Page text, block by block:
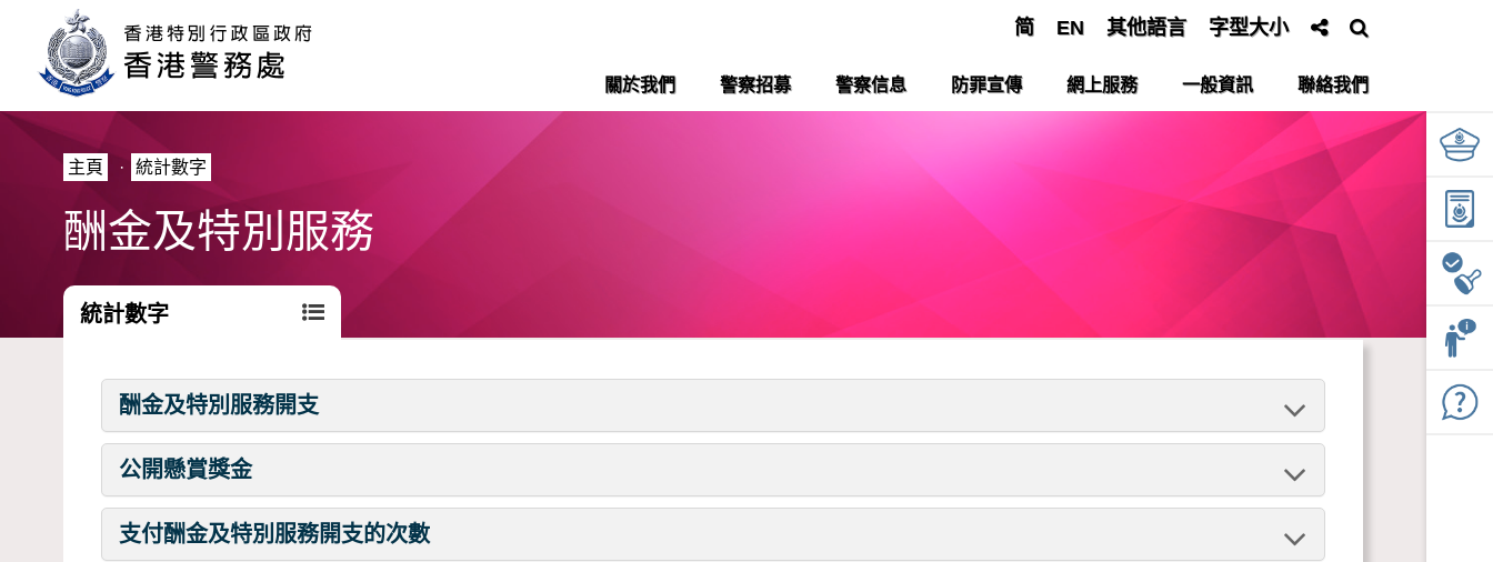
關於我們 警察招募 警察信息 防罪宣傳 網上服務 一般資訊 聯絡我們
简 EN 其他語言 字型大小
主頁 · 統計數字
酬金及特別服務
統計數字
酬金及特別服務開支
公開懸賞獎金
支付酬金及特別服務開支的次數